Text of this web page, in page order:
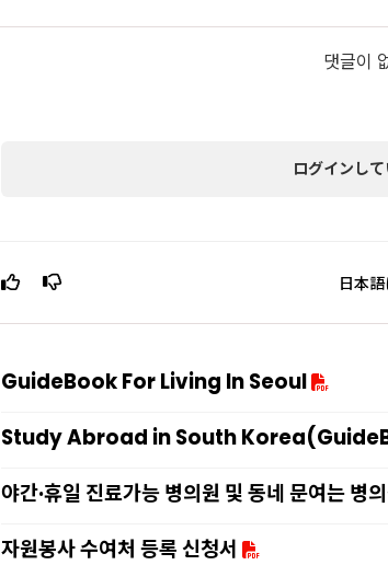
댓글이
ログインして
日本
GuideBook For Living In Seoul
Study Abroad in South
야간·휴일 진료가능 병의원 및 동네 문여는 병
자원봉사 수여처 등록 신청서